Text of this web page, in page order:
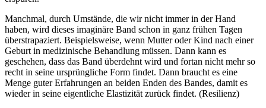
Manchmal, durch Umstände, die wir nicht immer in der Hand
haben, wird dieses imaginäre Band schon in ganz frühen Tagen
überstrapaziert. Beispielsweise, wenn Mutter oder Kind nach einer
Geburt in medizinische Behandlung müssen. Dann kann es
geschehen, dass das Band überdehnt wird und fortan nicht mehr so
recht in seine ursprüngliche Form findet. Dann braucht es eine
Menge guter Erfahrungen an beiden Enden des Bandes, damit es
wieder in seine eigentliche Elastizität zurück findet. (Resilienz)